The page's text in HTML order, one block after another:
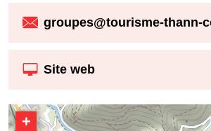
groupes@tourisme-thann-
Site web
+